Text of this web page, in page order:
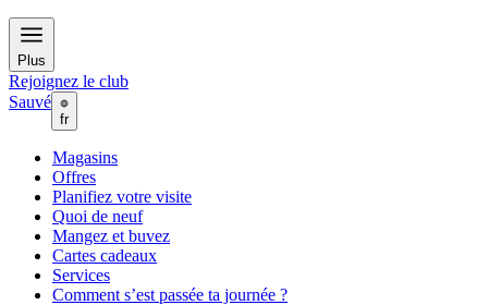
Plus
Rejoignez le club
Sauvé
fr
Magasins
Offres
Planifiez votre visite
Quoi de neuf
Mangez et buvez
Cartes cadeaux
Services
Comment s’est passée ta journée ?